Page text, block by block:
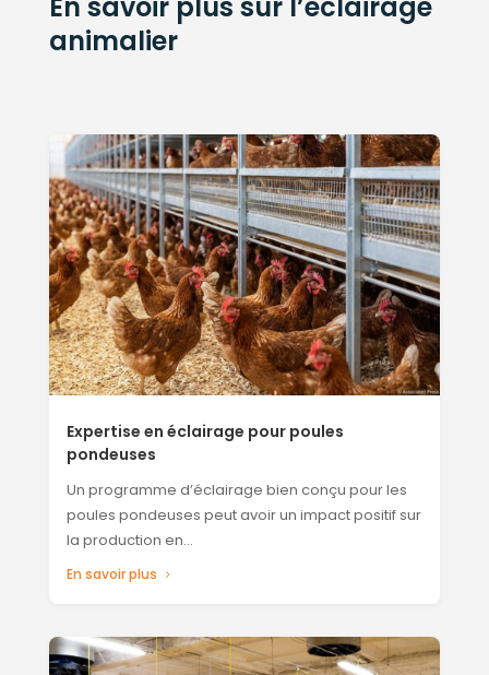
animalier
Expertise en éclairage pour poules
pondeuses
Un programme d’éclairage bien conçu pour les
poules pondeuses peut avoir un impact positif sur
la production en...
En savoir plus